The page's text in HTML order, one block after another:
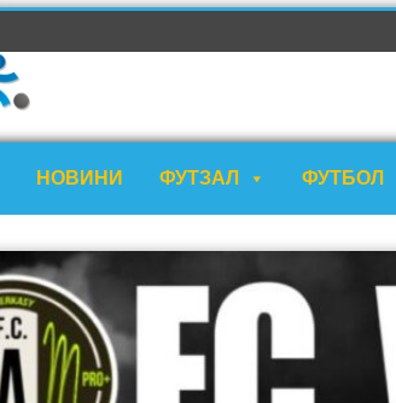
НОВИНИ ФУТЗАЛ ФУТБОЛ